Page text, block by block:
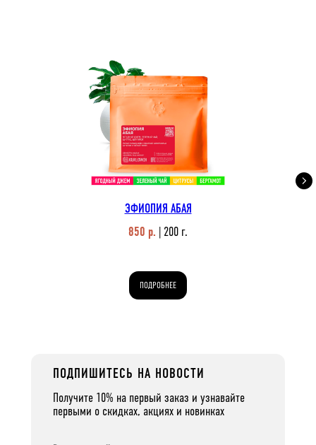
ЭФИОПИЯ АБАЯ
850 р. | 200 г.
ПОДРОБНЕЕ
ПОДПИШИТЕСЬ НА НОВОСТИ
Получите 10% на первый заказ и узнавайте
первыми о скидках, акциях и новинках